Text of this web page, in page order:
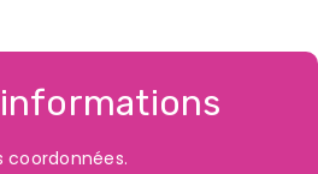
coordonnées.